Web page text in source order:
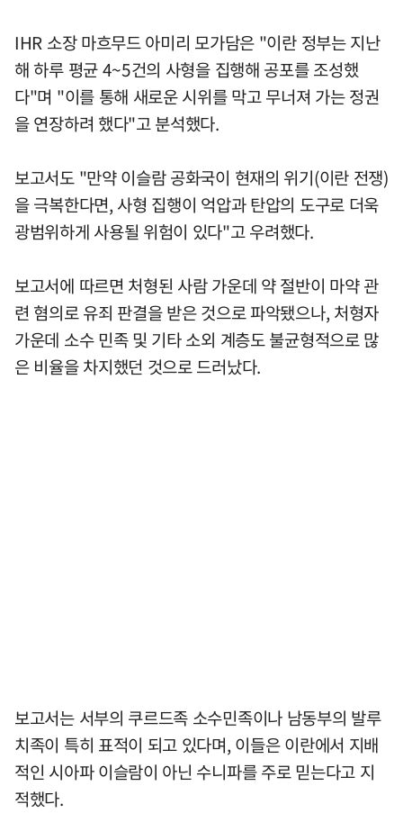
IHR 소장 마흐무드 아미리 모가담은 "이란 정부는 지난
해 하루 평균 4~5건의 사형을 집행해 공포를 조성했
다"며 "이를 통해 새로운 시위를 막고 무너져 가는 정권
을 연장하려 했다"고 분석했다.
보고서도 "만약 이슬람 공화국이 현재의 위기(이란 전쟁)
을 극복한다면, 사형 집행이 억압과 탄압의 도구로 더욱
광범위하게 사용될 위험이 있다"고 우려했다.
보고서에 따르면 처형된 사람 가운데 약 절반이 마약 관
련 혐의로 유죄 판결을 받은 것으로 파악됐으나, 처형자
가운데 소수 민족 및 기타 소외 계층도 불균형적으로 많
은 비율을 차지했던 것으로 드러났다.
보고서는 서부의 쿠르드족 소수민족이나 남동부의 발루
치족이 특히 표적이 되고 있다며, 이들은 이란에서 지배
적인 시아파 이슬람이 아닌 수니파를 주로 믿는다고 지
적했다.